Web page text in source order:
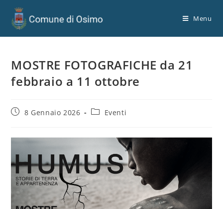
Menu
MOSTRE FOTOGRAFICHE da 21
febbraio a 11 ottobre
8 Gennaio 2026 Eventi